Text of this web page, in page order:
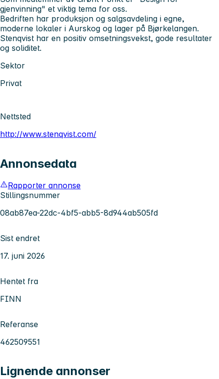
gjenvinning" et viktig tema for oss.
Bedriften har produksjon og salgsavdeling i egne,
moderne lokaler i Aurskog og lager på Bjørkelangen.
Stenqvist har en positiv omsetningsvekst, gode resultater
og soliditet.
Sektor
Privat
Nettsted
http://www.stenqvist.com/
Annonsedata
Rapporter annonse
Stillingsnummer
08ab87ea-22dc-4bf5-abb5-8d944ab505fd
Sist endret
17. juni 2026
Hentet fra
FINN
Referanse
462509551
Lignende annonser